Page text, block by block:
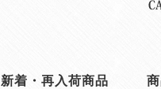
新着・再入荷商品